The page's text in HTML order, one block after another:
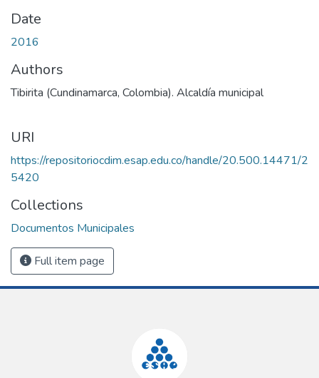
Date
2016
Authors
Tibirita (Cundinamarca, Colombia). Alcaldía municipal
URI
https://repositoriocdim.esap.edu.co/handle/20.500.14471/2
5420
Collections
Documentos Municipales
Full item page